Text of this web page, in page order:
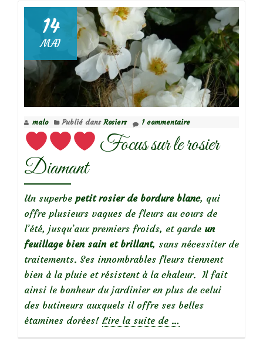
Focus
sur
le
rosier
rugueux
Jens
Munk
14
MAI
malo Publié dans Rosiers 1 commentaire
Focus sur le rosier
Diamant
Un superbe petit rosier de bordure blanc, qui
offre plusieurs vagues de fleurs au cours de
l’été, jusqu’aux premiers froids, et garde un
feuillage bien sain et brillant, sans nécessiter de
traitements. Ses innombrables fleurs tiennent
bien à la pluie et résistent à la chaleur. Il fait
ainsi le bonheur du jardinier en plus de celui
des butineurs auxquels il offre ses belles
étamines dorées! Lire la suite de …